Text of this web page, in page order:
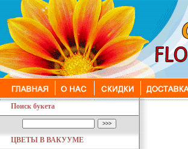
Поиск букета
ЦВЕТЫ В ВАКУУМЕ